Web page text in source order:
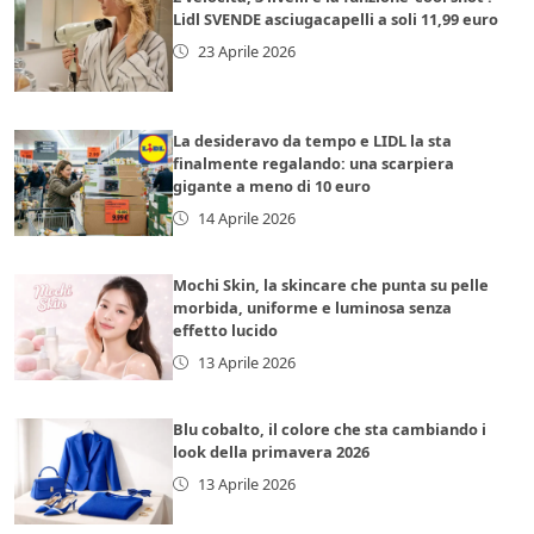
Lidl SVENDE asciugacapelli a soli 11,99 euro
23 Aprile 2026
La desideravo da tempo e LIDL la sta
finalmente regalando: una scarpiera
gigante a meno di 10 euro
14 Aprile 2026
Mochi Skin, la skincare che punta su pelle
morbida, uniforme e luminosa senza
effetto lucido
13 Aprile 2026
Blu cobalto, il colore che sta cambiando i
look della primavera 2026
13 Aprile 2026